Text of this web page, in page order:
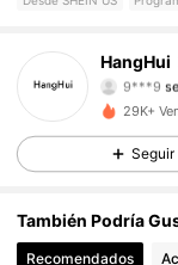
HangHui
9***9
4.85
4.85
4.85
29K+
Seguir
También Podría
Recomendados